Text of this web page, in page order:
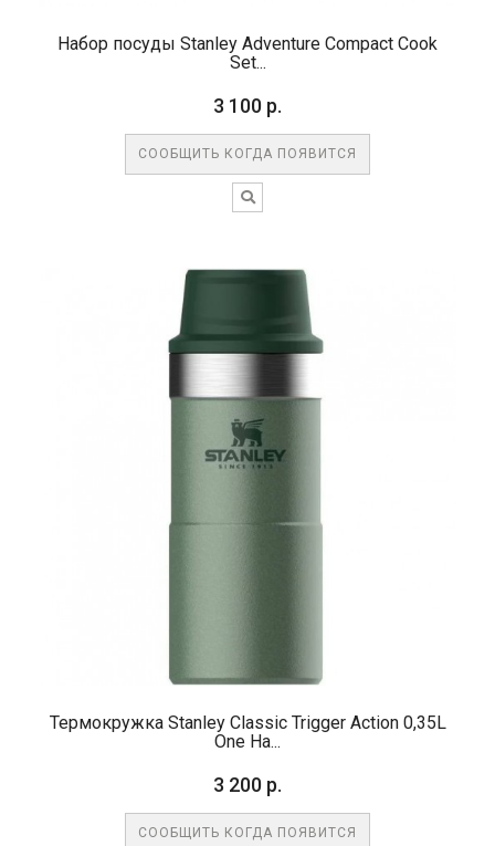
Набор посуды Stanley Adventure Compact Cook
Set...
3 100 р.
СООБЩИТЬ КОГДА ПОЯВИТСЯ
Термокружка Stanley Classic Trigger Action 0,35L
One Ha...
3 200 р.
СООБЩИТЬ КОГДА ПОЯВИТСЯ